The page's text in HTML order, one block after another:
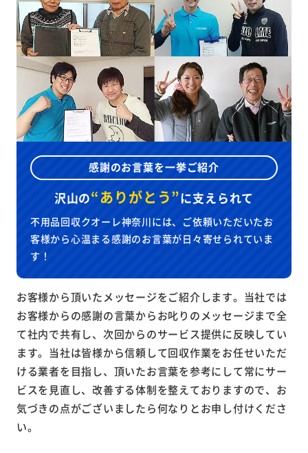
感謝のお言葉を一挙ご紹介
沢山の“ありがとう”に支えられて
不用品回収クオーレ神奈川には、ご依頼いただいたお
客様から心温まる感謝のお言葉が日々寄せられていま
す！
お客様から頂いたメッセージをご紹介します。当社では
お客様からの感謝の言葉からお叱りのメッセージまで全
て社内で共有し、次回からのサービス提供に反映してい
ます。当社は皆様から信頼して回収作業をお任せいただ
ける業者を目指し、頂いたお言葉を参考にして常にサー
ビスを見直し、改善する体制を整えておりますので、お
気づきの点がございましたら何なりとお申し付けくださ
い。